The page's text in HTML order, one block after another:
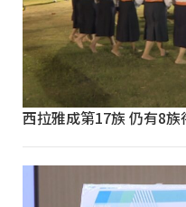
西拉雅成第17族 仍有8